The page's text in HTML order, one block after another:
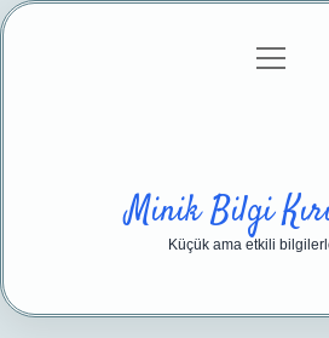
Gizlilik Politikası
menüyü
Minik Bilgi
Küçük ama etkili